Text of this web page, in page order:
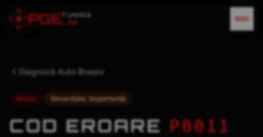
PGE TUNING
LAB
Diagnoză Auto Brașov
Motor Severitate: Importantă
COD EROARE P0011